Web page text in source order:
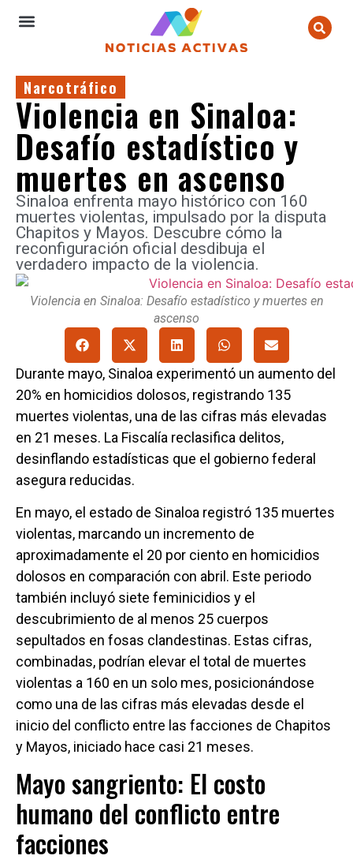
Narcotráfico
Violencia en Sinaloa:
Desafío estadístico y
muertes en ascenso
Sinaloa enfrenta mayo histórico con 160
muertes violentas, impulsado por la disputa
Chapitos y Mayos. Descubre cómo la
reconfiguración oficial desdibuja el
verdadero impacto de la violencia.
Violencia en Sinaloa: Desafío estadístico y muertes en
ascenso
Durante mayo, Sinaloa experimentó un aumento del
20% en homicidios dolosos, registrando 135
muertes violentas, una de las cifras más elevadas
en 21 meses. La Fiscalía reclasifica delitos,
desinflando estadísticas que el gobierno federal
asegura reducidas.
En mayo, el estado de Sinaloa registró 135 muertes
violentas, marcando un incremento de
aproximadamente el 20 por ciento en homicidios
dolosos en comparación con abril. Este periodo
también incluyó siete feminicidios y el
descubrimiento de al menos 25 cuerpos
sepultados en fosas clandestinas. Estas cifras,
combinadas, podrían elevar el total de muertes
violentas a 160 en un solo mes, posicionándose
como una de las cifras más elevadas desde el
inicio del conflicto entre las facciones de Chapitos
y Mayos, iniciado hace casi 21 meses.
Mayo sangriento: El costo
humano del conflicto entre
facciones